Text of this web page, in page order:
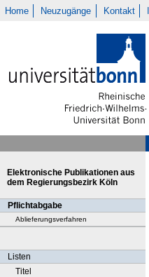
Home Neuzugänge Kontakt
Elektronische Publikationen aus
dem Regierungsbezirk Köln
Pflichtabgabe
Ablieferungsverfahren
Listen
Titel